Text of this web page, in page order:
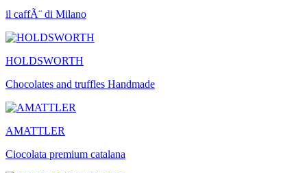
il caffÃ¨ di Milano
HOLDSWORTH
Chocolates and truffles Handmade
AMATTLER
Ciocolata premium catalana